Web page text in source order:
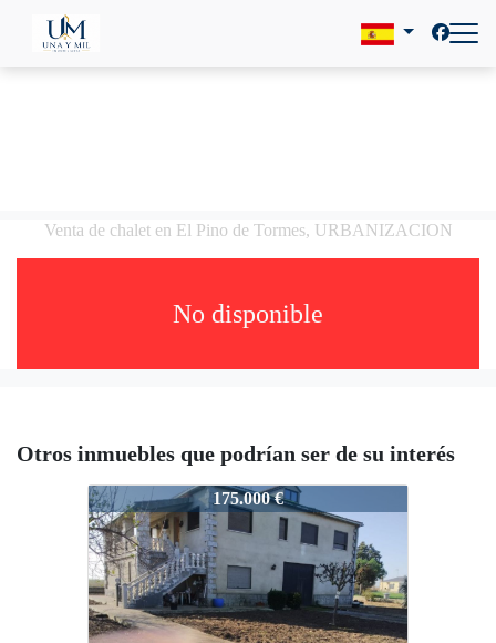
Venta de chalet en El Pino de Tormes, URBANIZACION
No disponible
Otros inmuebles que podrían ser de su interés
3023-VCH
175.000 €